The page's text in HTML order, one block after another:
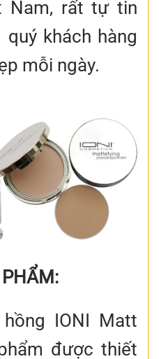
Nam, rất tự tin
khách hàng
mỗi ngày.
IONI Matt
được thiết